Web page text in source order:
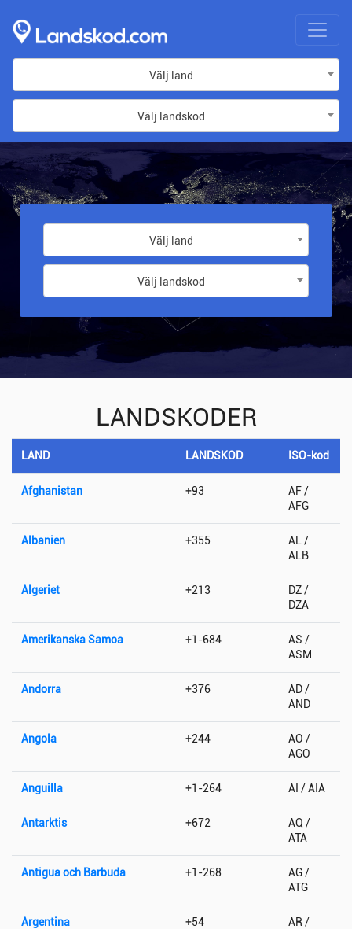
Välj land
Välj landskod
Välj land
Välj landskod
LANDSKODER
LAND LANDSKOD ISO-kod
Afghanistan +93
AF /
AFG
Albanien +355
AL /
ALB
Algeriet +213
DZ /
DZA
Amerikanska Samoa +1-684
AS /
ASM
Andorra +376
AD /
AND
Angola +244
AO /
AGO
Anguilla +1-264 AI / AIA
Antarktis +672
AQ /
ATA
Antigua och Barbuda +1-268
AG /
ATG
Argentina +54
AR /